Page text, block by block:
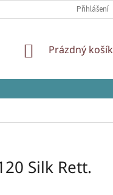
Přihlášení
NÁKUPNÍ
Prázdný košík
Silk Rett.